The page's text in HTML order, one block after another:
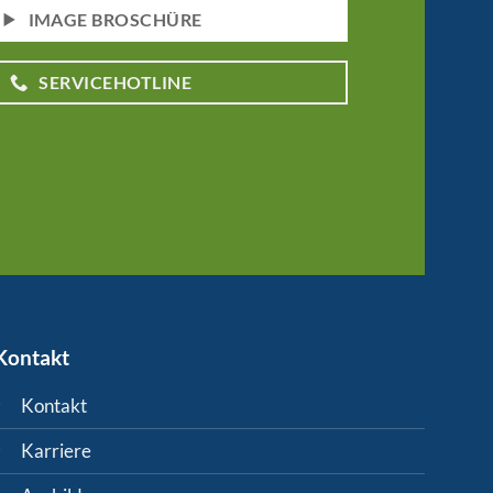
IMAGE BROSCHÜRE
SERVICEHOTLINE
Kontakt
Karriere